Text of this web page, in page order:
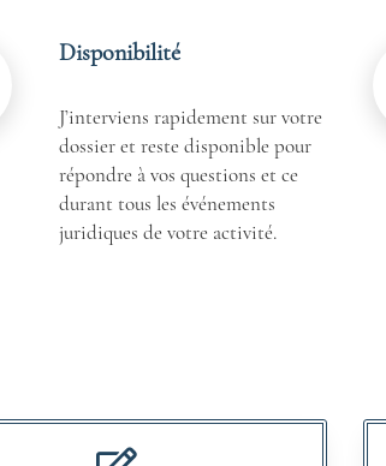
Disponibilité
J’interviens rapidement sur votre
dossier et reste disponible pour
répondre à vos questions et ce
durant tous les événements
juridiques de votre activité.